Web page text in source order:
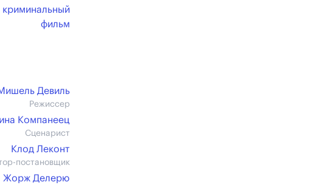
криминальный
фильм
Девиль
Режиссер
Компанеец
Сценарист
Клод Леконт
постановщик
Жорж Делерю